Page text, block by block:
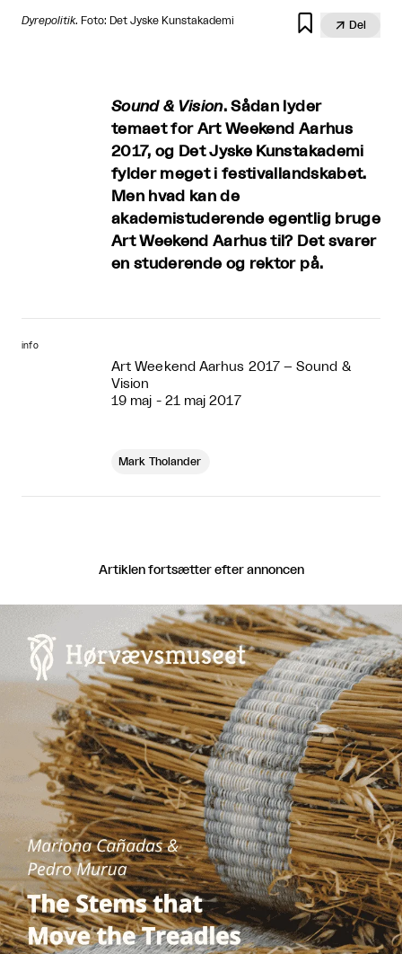
Dyrepolitik. Foto: Det Jyske Kunstakademi   Del
Sound & Vision. Sådan lyder
temaet for Art Weekend Aarhus
2017, og Det Jyske Kunstakademi
fylder meget i festivallandskabet.
Men hvad kan de
akademistuderende egentlig bruge
Art Weekend Aarhus til? Det svarer
en studerende og rektor på.
info
Art Weekend Aarhus 2017 – Sound &
Vision
19 maj - 21 maj 2017
Mark Tholander
Artiklen fortsætter efter annoncen